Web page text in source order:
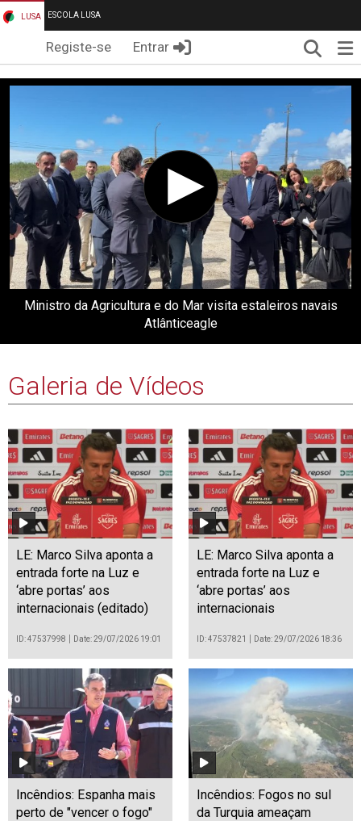
LUSA ESCOLA LUSA
Registe-se Entrar
Ministro da Agricultura e do Mar visita estaleiros navais
Atlânticeagle
Galeria de Vídeos
LE: Marco Silva aponta a
entrada forte na Luz e
‘abre portas’ aos
internacionais (editado)
ID: 47537998 Date: 29/07/2026 19:01
LE: Marco Silva aponta a
entrada forte na Luz e
‘abre portas’ aos
internacionais
ID: 47537821 Date: 29/07/2026 18:36
Incêndios: Espanha mais
perto de "vencer o fogo"
Incêndios: Fogos no sul
da Turquia ameaçam